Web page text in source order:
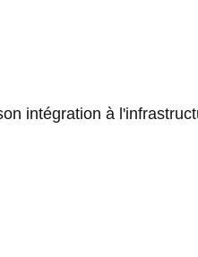
intégration à